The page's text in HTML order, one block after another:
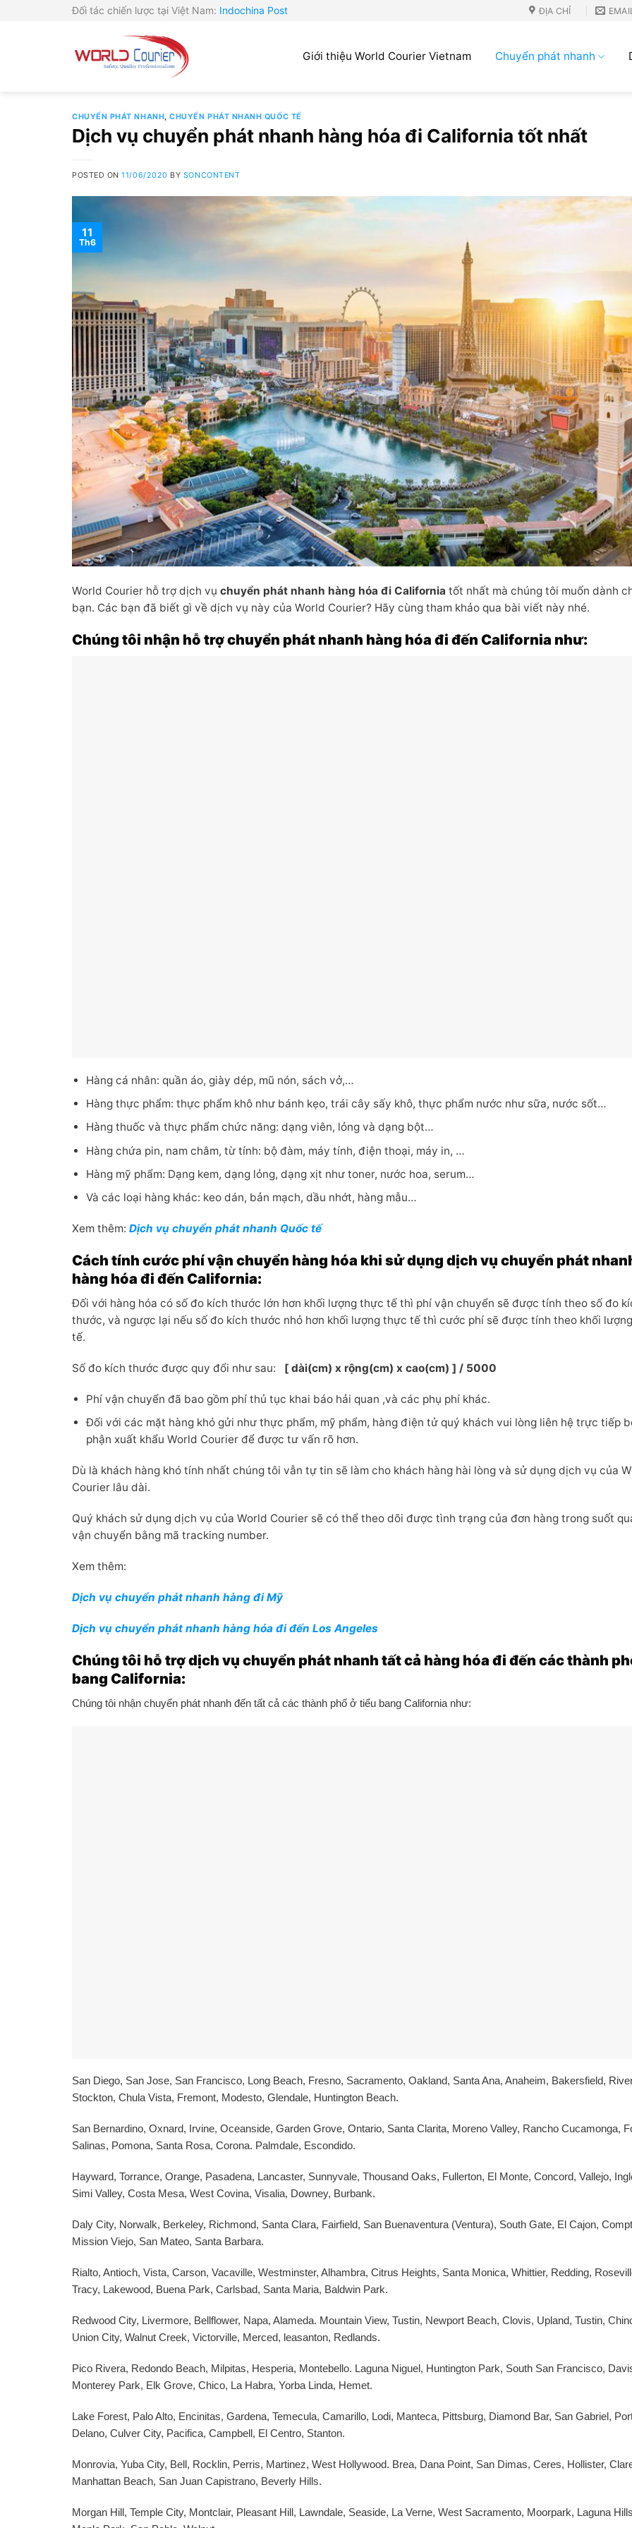
Đối tác chiến lược tại Việt Nam: Indochina Post ĐỊA CHỈ
Giới thiệu World Courier Vietnam Chuyển phát nhanh
CHUYỂN PHÁT NHANH,CHUYỂN PHÁT NHANH QUỐC TẾ
Dịch vụ chuyển phát nhanh hàng hóa đi California tốt nhất
POSTED ON11/06/2020 BY SONCONTENT
11
Th6
World Courier hỗ trợ dịch vụ chuyển phát nhanh hàng hóa đi California tốt nhất mà chúng tôi muốn dành
bạn. Các bạn đã biết gì về dịch vụ này của World Courier? Hãy cùng tham khảo qua bài viết này nhé.
Chúng tôi nhận hỗ trợ chuyển phát nhanh hàng hóa đi đến California như:
Hàng cá nhân: quần áo, giày dép, mũ nón, sách vở,…
Hàng thực phẩm: thực phẩm khô như bánh kẹo, trái cây sấy khô, thực phẩm nước như sữa, nước sốt…
Hàng thuốc và thực phẩm chức năng: dạng viên, lỏng và dạng bột…
Hàng chứa pin, nam châm, từ tính: bộ đàm, máy tính, điện thoại, máy in, …
Hàng mỹ phẩm: Dạng kem, dạng lỏng, dạng xịt như toner, nước hoa, serum…
Và các loại hàng khác: keo dán, bản mạch, dầu nhớt, hàng mẫu…
Xem thêm: Dịch vụ chuyển phát nhanh Quốc tế
Cách tính cước phí vận chuyển hàng hóa khi sử dụng dịch vụ chuyển phát
hàng hóa đi đến California:
Đối với hàng hóa có số đo kích thước lớn hơn khối lượng thực tế thì phí vận chuyển sẽ được tính theo số đo
thước, và ngược lại nếu số đo kích thước nhỏ hơn khối lượng thực tế thì cước phí sẽ được tính theo khối
tế.
Số đo kích thước được quy đổi như sau: [ dài(cm) x rộng(cm) x cao(cm) ] / 5000
Phí vận chuyển đã bao gồm phí thủ tục khai báo hải quan ,và các phụ phí khác.
Đối với các mặt hàng khó gửi như thực phẩm, mỹ phẩm, hàng điện tử quý khách vui lòng liên hệ trực tiếp
phận xuất khẩu World Courier để được tư vấn rõ hơn.
Dù là khách hàng khó tính nhất chúng tôi vẫn tự tin sẽ làm cho khách hàng hài lòng và sử dụng dịch vụ của
Courier lâu dài.
Quý khách sử dụng dịch vụ của World Courier sẽ có thể theo dõi được tình trạng của đơn hàng trong suốt
vận chuyển bằng mã tracking number.
Xem thêm:
Dịch vụ chuyển phát nhanh hàng đi Mỹ
Dịch vụ chuyển phát nhanh hàng hóa đi đến Los Angeles
Chúng tôi hỗ trợ dịch vụ chuyển phát nhanh tất cả hàng hóa đi đến các thành
bang California:
Chúng tôi nhận chuyển phát nhanh đến tất cả các thành phố ở tiểu bang California như:
San Diego, San Jose, San Francisco, Long Beach, Fresno, Sacramento, Oakland, Santa Ana, Anaheim, Bakersfield,
Stockton, Chula Vista, Fremont, Modesto, Glendale, Huntington Beach.
San Bernardino, Oxnard, Irvine, Oceanside, Garden Grove, Ontario, Santa Clarita, Moreno Valley, Rancho Cucamonga,
Salinas, Pomona, Santa Rosa, Corona. Palmdale, Escondido.
Hayward, Torrance, Orange, Pasadena, Lancaster, Sunnyvale, Thousand Oaks, Fullerton, El Monte, Concord, Vallejo,
Simi Valley, Costa Mesa, West Covina, Visalia, Downey, Burbank.
Daly City, Norwalk, Berkeley, Richmond, Santa Clara, Fairfield, San Buenaventura (Ventura), South Gate, El Cajon,
Mission Viejo, San Mateo, Santa Barbara.
Rialto, Antioch, Vista, Carson, Vacaville, Westminster, Alhambra, Citrus Heights, Santa Monica, Whittier, Redding,
Tracy, Lakewood, Buena Park, Carlsbad, Santa Maria, Baldwin Park.
Redwood City, Livermore, Bellflower, Napa, Alameda. Mountain View, Tustin, Newport Beach, Clovis, Upland, Tustin,
Union City, Walnut Creek, Victorville, Merced, leasanton, Redlands.
Pico Rivera, Redondo Beach, Milpitas, Hesperia, Montebello. Laguna Niguel, Huntington Park, South San Francisco,
Monterey Park, Elk Grove, Chico, La Habra, Yorba Linda, Hemet.
Lake Forest, Palo Alto, Encinitas, Gardena, Temecula, Camarillo, Lodi, Manteca, Pittsburg, Diamond Bar, San Gabriel,
Delano, Culver City, Pacifica, Campbell, El Centro, Stanton.
Monrovia, Yuba City, Bell, Rocklin, Perris, Martinez, West Hollywood. Brea, Dana Point, San Dimas, Ceres, Hollister,
Manhattan Beach, San Juan Capistrano, Beverly Hills.
Morgan Hill, Temple City, Montclair, Pleasant Hill, Lawndale, Seaside, La Verne, West Sacramento, Moorpark, Laguna